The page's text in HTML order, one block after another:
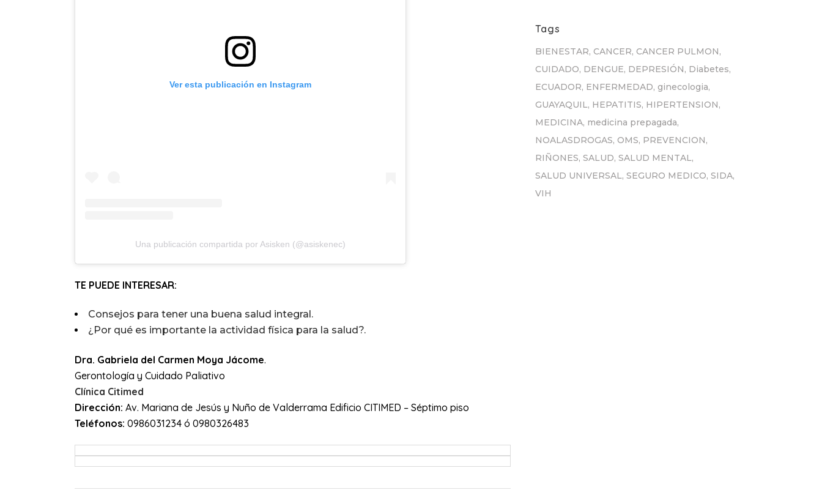
Ver esta publicación en Instagram
Una publicación compartida por Asisken (@asiskenec)
TE PUEDE INTERESAR:
Consejos para tener una buena salud integral.
¿Por qué es importante la actividad física para la salud?.
Dra. Gabriela del Carmen Moya Jácome.
Gerontología y Cuidado Paliativo
Clínica Citimed
Dirección: Av. Mariana de Jesús y Nuño de Valderrama⁣⁣⁣⁣ Edificio CITIMED – Séptimo piso⁣⁣
Teléfonos: 0986031234 ó 0980326483
Tags
BIENESTAR CANCER CANCER PULMON
CUIDADO DENGUE DEPRESIÓN Diabetes
ECUADOR ENFERMEDAD ginecologia
GUAYAQUIL HEPATITIS HIPERTENSION
MEDICINA medicina prepagada
NOALASDROGAS OMS PREVENCION
RIÑONES SALUD SALUD MENTAL
SALUD UNIVERSAL SEGURO MEDICO SIDA
VIH